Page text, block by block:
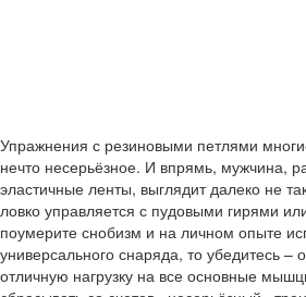
Упражнения с резиновыми петлями
нечто несерьёзное. И впрямь, мужчина,
эластичные ленты, выглядит далеко не
ловко управляется с пудовыми гирями
поумерите снобизм и на личном опыте
универсального снаряда, то убедитесь –
отличную нагрузку на все основные